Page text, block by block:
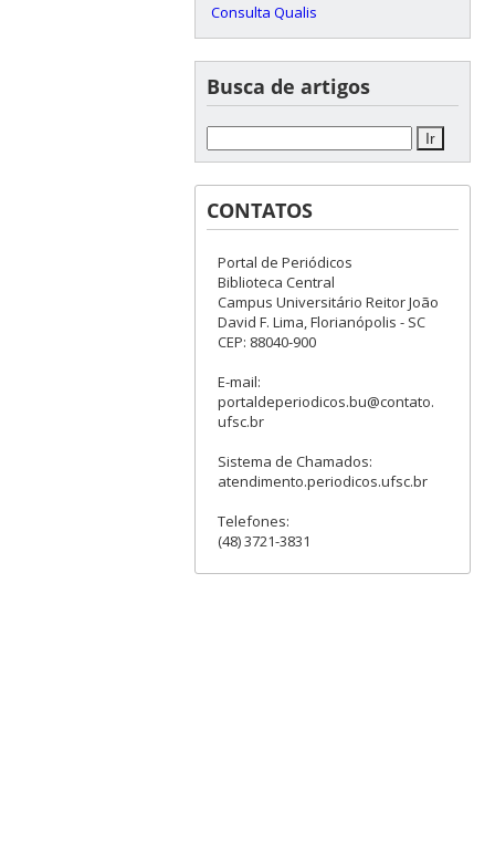
Consulta Qualis
Busca de artigos
CONTATOS
Portal de Periódicos
Biblioteca Central
Campus Universitário Reitor João
David F. Lima, Florianópolis - SC
CEP: 88040-900
E-mail:
portaldeperiodicos.bu@contato.
ufsc.br
Sistema de Chamados:
atendimento.periodicos.ufsc.br
Telefones:
(48) 3721-3831